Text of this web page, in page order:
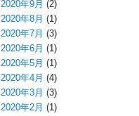
2020年9月 (2)
2020年8月 (1)
2020年7月 (3)
2020年6月 (1)
2020年5月 (1)
2020年4月 (4)
2020年3月 (3)
2020年2月 (1)